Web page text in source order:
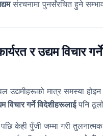
संरचनामा पुनर्संरचित हुने
र उद्यम विचार
उद्यमीहरूको मात्र समस्या
विचार गर्ने विदेशीहरूलाईपनि ठूलो
पछि केही पुँजी जम्मा गरी